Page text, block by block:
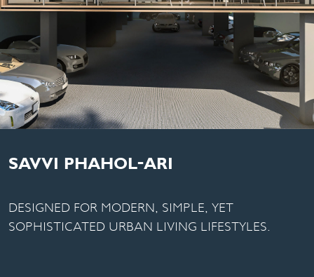
SAVVI PHAHOL-ARI
DESIGNED FOR MODERN, SIMPLE, YET
SOPHISTICATED URBAN LIVING LIFESTYLES.